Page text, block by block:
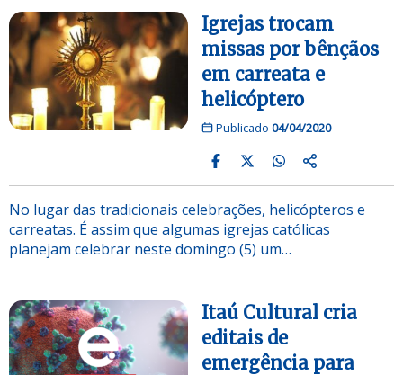
Igrejas trocam
missas por bênçãos
em carreata e
helicóptero
Publicado 04/04/2020
No lugar das tradicionais celebrações, helicópteros e
carreatas. É assim que algumas igrejas católicas
planejam celebrar neste domingo (5) um…
Itaú Cultural cria
editais de
emergência para